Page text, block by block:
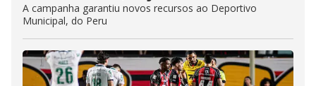
A campanha garantiu novos recursos ao Deportivo
Municipal, do Peru